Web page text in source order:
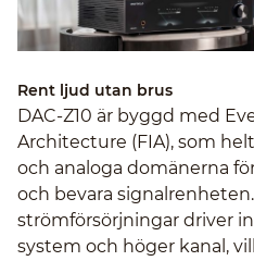
Rent ljud utan brus
DAC-Z10 är byggd med
Architecture (FIA), som
och analoga domänerna
och bevara
strömförsörjningar driver
system och höger kanal,